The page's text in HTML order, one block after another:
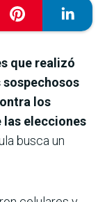
que realizó
los
las elecciones
busca un